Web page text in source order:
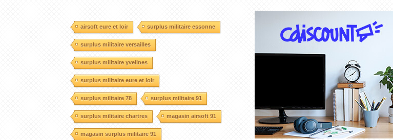
airsoft eure et loir surplus militaire essonne
surplus militaire versailles
surplus militaire yvelines
surplus militaire eure et loir
surplus militaire 78 surplus militaire 91
surplus militaire chartres magasin airsoft 91
magasin surplus militaire 91